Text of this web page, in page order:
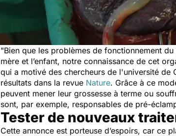
"Bien que les problèmes de fonctionnement
mère et l’enfant, notre connaissance de cet
qui a motivé des chercheurs de l'université de
résultats dans la revue Nature. Grâce à ce
peuvent mener leur grossesse à terme ou
sont, par exemple, responsables de pré-
Tester de nouveaux
Cette annonce est porteuse d’espoirs, car ce